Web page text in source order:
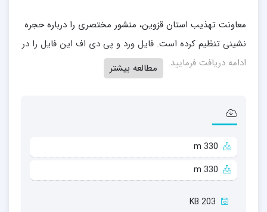
معاونت تهذیب استان قزوین، منشور مختصری را درباره حجره
نشینی تنظیم کرده است. فایل ورد و پی دی اف این فایل را در
ادامه دریافت فرمایید.
مطالعه بیشتر
m 330
m 330
203 KB